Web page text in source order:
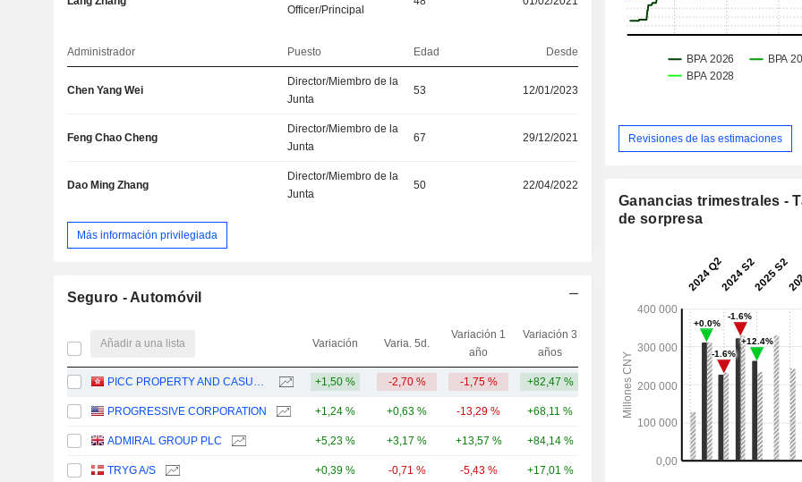
Officer/Principal
Administrador Puesto Edad Desde
Chen Yang Wei
Director/Miembro de la
Junta
53 12/01/2023
Feng Chao Cheng
Director/Miembro de la
Junta
67 29/12/2021
Dao Ming Zhang
Director/Miembro de la
Junta
50 22/04/2022
Más información privilegiada
Seguro - Automóvil
Añadir a una lista Variación Varia. 5d.
Variación 1
año
Variación 3
años
Capi.($)
PICC PROPERTY AND CASUALTY COMPANY LIMITED +1,50 % -2,70 % -1,75 % +82,47 % 45,37 mil M
PROGRESSIVE CORPORATION +1,24 % +0,63 % -13,29 % +68,11 % 124 mil M
ADMIRAL GROUP PLC +5,23 % +3,17 % +13,57 % +84,14 %
TRYG A/S +0,39 % -0,71 % -5,43 % +17,01 %
Revisiones de las estimaciones
Ganancias trimestrales -
de sorpresa